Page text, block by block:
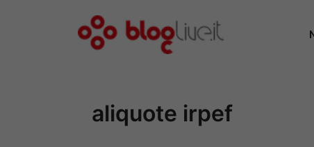
aliquote irpef